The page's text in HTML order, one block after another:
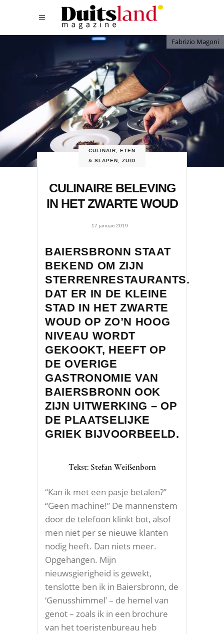
Fabrizio Magoni
CULINAIR
ETEN
& SLAPEN
ZUID
CULINAIRE BELEVING
IN HET ZWARTE WOUD
17 januari 2019
BAIERSBRONN STAAT
BEKEND OM ZIJN
STERRENRESTAURANTS.
DAT ER IN DE KLEINE
STAD IN HET ZWARTE
WOUD OP ZO’N HOOG
NIVEAU WORDT
GEKOOKT, HEEFT OP
DE OVERIGE
GASTRONOMIE VAN
BAIERSBRONN OOK
ZIJN UITWERKING – OP
DE PLAATSELIJKE
GRIEK BIJVOORBEELD.
Tekst: Stefan Weißenborn
“Kan ik met een pasje betalen?”
“Geen machine!” De mannenstem
door de telefoon klinkt bot, alsof
men niet per se nieuwe klanten
nodig heeft. Dan niets meer.
Opgehangen. Mijn
nieuwsgierigheid is gewekt,
tenslotte ben ik in Baiersbronn, de
‘Genusshimmel’ – de hemel van
genot – zoals ik in een brochure
van het toeristenbureau heb